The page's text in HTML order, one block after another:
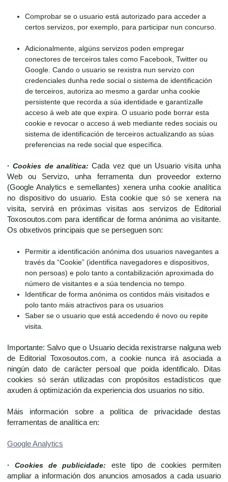
Comprobar se o usuario está autorizado para acceder a
certos servizos, por exemplo, para participar nun concurso.
Adicionalmente, algúns servizos poden empregar
conectores de terceiros tales como Facebook, Twitter ou
Google. Cando o usuario se rexistra nun servizo con
credenciales dunha rede social o sistema de identificación
de terceiros, autoriza ao mesmo a gardar unha cookie
persistente que recorda a súa identidade e garantízalle
acceso á web ate que expira. O usuario pode borrar esta
cookie e revocar o acceso á web mediante redes sociais ou
sistema de identificación de terceiros actualizando as súas
preferencias na rede social que específica.
·Cookies de analítica: Cada vez que un Usuario visita unha
Web ou Servizo, unha ferramenta dun proveedor externo
(Google Analytics e semellantes) xenera unha cookie analítica
no dispositivo do usuario. Esta cookie que só se xenera na
visita, servirá en próximas visitas aos servizos de Editorial
Toxosoutos.com para identificar de forma anónima ao visitante.
Os obxetivos principais que se perseguen son:
Permitir a identificación anónima dos usuarios navegantes a
través da “Cookie” (identifica navegadores e dispositivos,
non persoas) e polo tanto a contabilización aproximada do
número de visitantes e a súa tendencia no tempo.
Identificar de forma anónima os contidos máis visitados e
polo tanto máis atractivos para os usuarios
Saber se o usuario que está accedendo é novo ou repite
visita.
Importante: Salvo que o Usuario decida rexistrarse nalguna web
de Editorial Toxosoutos.com, a cookie nunca irá asociada a
ningún dato de carácter persoal que poida identificalo. Ditas
cookies só serán utilizadas con propósitos estadísticos que
axuden á optimización da experiencia dos usuarios no sitio.
Máis información sobre a política de privacidade destas
ferramentas de analítica en:
Google Analytics
·Cookies de publicidade: este tipo de cookies permiten
ampliar a información dos anuncios amosados a cada usuario